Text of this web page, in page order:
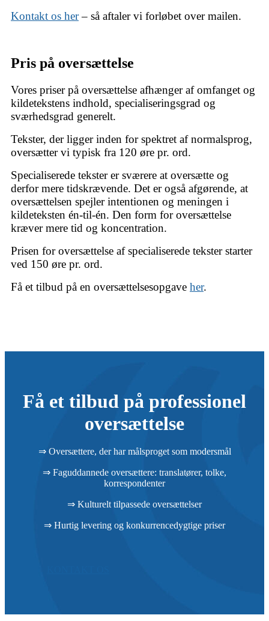
Kontakt os her– så aftaler vi forløbet over mailen.
Pris på oversættelse
Vores priser på oversættelse afhænger af omfanget og
kildetekstens indhold, specialiseringsgrad og
sværhedsgrad generelt.
Tekster, der ligger inden for spektret af normalsprog,
oversætter vi typisk fra 120 øre pr. ord.
Specialiserede tekster er sværere at oversætte og
derfor mere tidskrævende. Det er også afgørende, at
oversættelsen spejler intentionen og meningen i
kildeteksten én-til-én. Den form for oversættelse
kræver mere tid og koncentration.
Prisen for oversættelse af specialiserede tekster starter
ved 150 øre pr. ord.
Få et tilbud på en oversættelsesopgave her.
Få et tilbud på professionel
oversættelse
⇒ Oversættere, der har målsproget som modersmål
⇒ Faguddannede oversættere: translatører, tolke,
korrespondenter
⇒ Kulturelt tilpassede oversættelser
⇒ Hurtig levering og konkurrencedygtige priser